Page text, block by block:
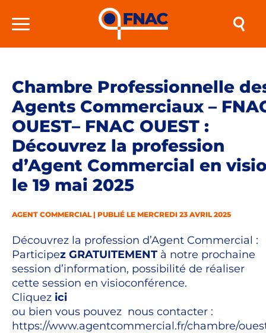
Chambre Professionnelle
Agents Commerciaux –
OUEST– FNAC OUEST :
Découvrez la profession
d’Agent Commercial en
le 19 mai 2025
AGENT COMMERCIAL | PUBLIÉ LE MERCREDI 23 AVRIL 2025
Découvrez la profession d’Agent Commercial :
Participez GRATUITEMENT à notre prochaine
session d’information, possibilité de réaliser
cette session en visioconférence.
Cliquez ici
ou bien vous pouvez nous contacter :
https://www.agentcommercial.fr/chambre/